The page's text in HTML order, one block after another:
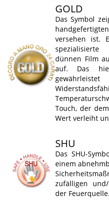
GOLD
Das Symbol
versehen ist.
dünnen Film
auf. Das
Touch, der
Wert verleiht
SHU
Das SHU-
einem
zufälligen
der Feuerquelle.